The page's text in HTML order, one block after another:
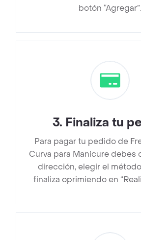
botón “Agregar”.
3. Finaliza tu
Para pagar tu pedido de
Curva para Manicure debes
dirección, elegir el
finaliza oprimiendo en